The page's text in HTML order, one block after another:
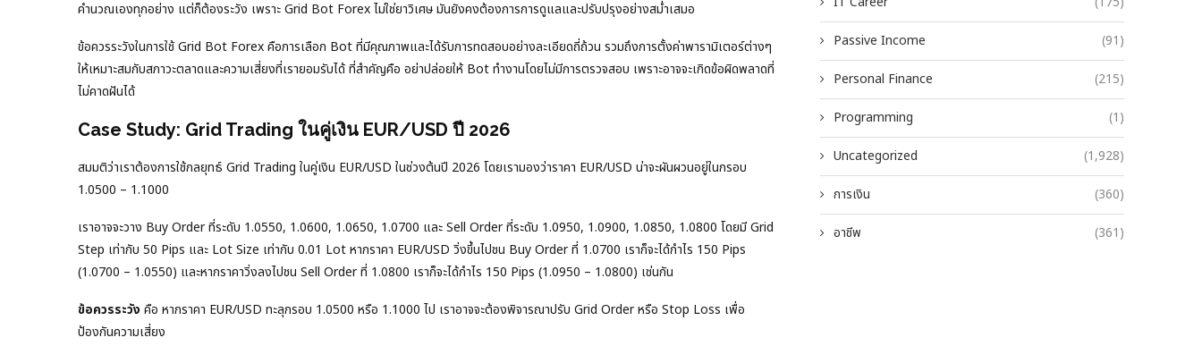
คำนวณเองทุกอย่าง แต่ก็ต้องระวัง เพราะ Grid Bot Forex ไม่ใช่ยาวิเศษ มันยังคงต้องการการดูแลและปรับปรุงอย่างสม่ำเสมอ
ข้อควรระวังในการใช้ Grid Bot Forex คือการเลือก Bot ที่มีคุณภาพและได้รับการทดสอบอย่างละเอียดถี่ถ้วน รวมถึงการตั้งค่าพารามิเตอร์ต่างๆ
ให้เหมาะสมกับสภาวะตลาดและความเสี่ยงที่เรายอมรับได้ ที่สำคัญคือ อย่าปล่อยให้ Bot ทำงานโดยไม่มีการตรวจสอบ เพราะอาจจะเกิดข้อผิดพลาดที่
ไม่คาดฝันได้
Case Study: Grid Trading ในคู่เงิน EUR/USD ปี 2026
สมมติว่าเราต้องการใช้กลยุทธ์ Grid Trading ในคู่เงิน EUR/USD ในช่วงต้นปี 2026 โดยเรามองว่าราคา EUR/USD น่าจะผันผวนอยู่ในกรอบ
1.0500 – 1.1000
เราอาจจะวาง Buy Order ที่ระดับ 1.0550, 1.0600, 1.0650, 1.0700 และ Sell Order ที่ระดับ 1.0950, 1.0900, 1.0850, 1.0800 โดยมี Grid
Step เท่ากับ 50 Pips และ Lot Size เท่ากับ 0.01 Lot หากราคา EUR/USD วิ่งขึ้นไปชน Buy Order ที่ 1.0700 เราก็จะได้กำไร 150 Pips
(1.0700 – 1.0550) และหากราคาวิ่งลงไปชน Sell Order ที่ 1.0800 เราก็จะได้กำไร 150 Pips (1.0950 – 1.0800) เช่นกัน
ข้อควรระวัง คือ หากราคา EUR/USD ทะลุกรอบ 1.0500 หรือ 1.1000 ไป เราอาจจะต้องพิจารณาปรับ Grid Order หรือ Stop Loss เพื่อ
ป้องกันความเสี่ยง
Passive Income (91)
Personal Finance (215)
Programming (1)
Uncategorized (1,928)
การเงิน (360)
อาชีพ (361)